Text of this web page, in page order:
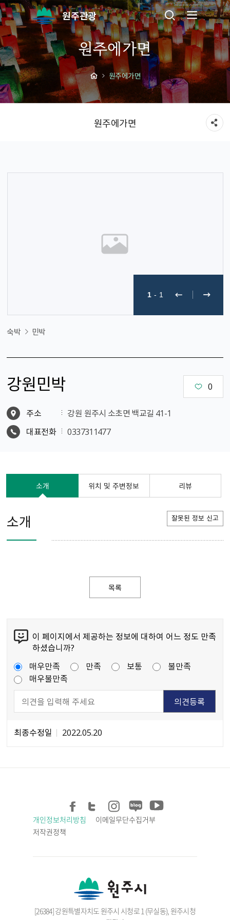
원주관광
원주에가면
원주에가면
원주에가면
1 - 1
숙박 민박
강원민박 0
주소
강원 원주시 소초면 백교길 41-1
대표전화
0337311477
소개 위치 및 주변정보 리뷰
소개 잘못된 정보 신고
목록
이 페이지에서 제공하는 정보에 대하여 어느 정도 만족
하셨습니까?
매우만족
만족 보통
불만족
매우불만족
최종수정일 2022.05.20
개인정보처리방침
이메일무단수집거부
저작권정책
[26384] 강원특별자치도 원주시 시청로 1 (무실동), 원주시청